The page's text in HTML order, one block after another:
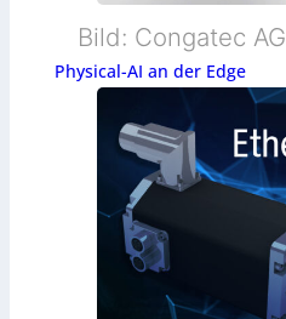
Bild: Congatec AG
Physical-AI an der Edge